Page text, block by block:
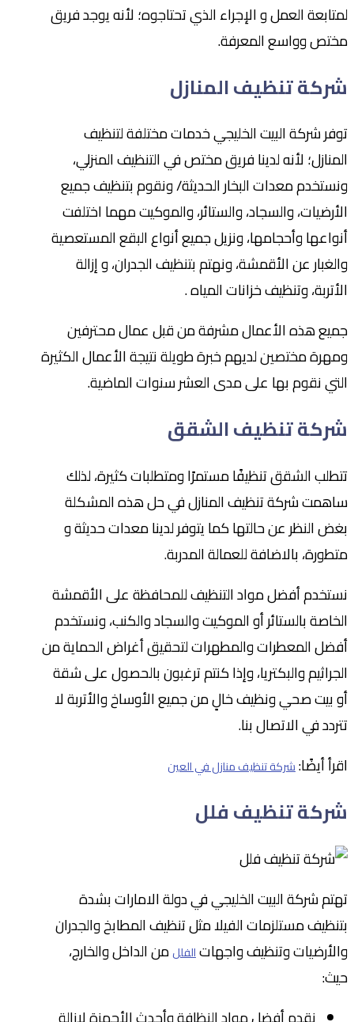
لمتابعة العمل و الإجراء الذي تحتاجوه؛ لأنه يوجد فريق
مختص وواسع المعرفة.
شركة تنظيف المنازل
توفر شركة البيت الخليجي خدمات مختلفة لتنظيف
المنازل؛ لأنه لدينا فريق مختص في التنظيف المنزلي،
ونستخدم معدات البخار الحديثة/ ونقوم بتنظيف جميع
الأرضيات، والسجاد، والستائر، والموكيت مهما اختلفت
أنواعها وأحجامها، ونزيل جميع أنواع البقع المستعصية
والغبار عن الأقمشة، ونهتم بتنظيف الجدران، و إزالة
الأتربة، وتنظيف خزانات المياه .
جميع هذه الأعمال مشرفة من قبل عمال محترفين
ومهرة مختصين لديهم خبرة طويلة نتيجة الأعمال الكثيرة
التي نقوم بها على مدى العشر سنوات الماضية.
شركة تنظيف الشقق
تتطلب الشقق تنظيفًا مستمرًا ومتطلبات كثيرة، لذلك
ساهمت شركة تنظيف المنازل في حل هذه المشكلة
بغض النظر عن حالتها كما يتوفر لدينا معدات حديثة و
متطورة، بالاضافة للعمالة المدربة.
نستخدم أفضل مواد التنظيف للمحافظة على الأقمشة
الخاصة بالستائر أو الموكيت والسجاد والكنب، ونستخدم
أفضل المعطرات والمطهرات لتحقيق أغراض الحماية من
الجراثيم والبكتريا، وإذا كنتم ترغبون بالحصول على شقة
أو بيت صحي ونظيف خالٍ من جميع الأوساخ والأتربة لا
تتردد في الاتصال بنا.
اقرأ أيضًا:شركة تنظيف منازل في العين
شركة تنظيف فلل
تهتم شركة البيت الخليجي في دولة الامارات بشدة
بتنظيف مستلزمات الفيلا مثل تنظيف المطابخ والجدران
والأرضيات وتنظيف واجهاتالفللمن الداخل والخارج،
حيث: